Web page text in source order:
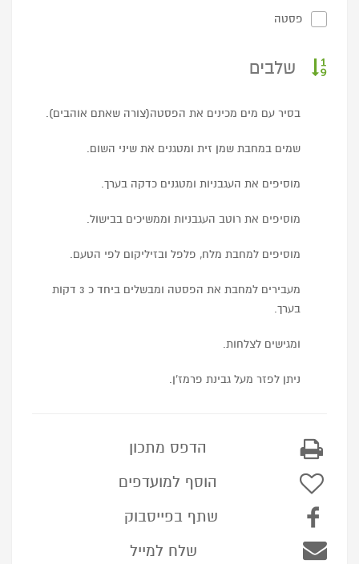
פסטה
שלבים
בסיר עם מים מכינים את הפסטה(צורה שאתם אוהבים).
שמים במחבת שמן זית ומטגנים את שיני השום.
מוסיפים את העגבניות ומטגנים כדקה בערך.
מוסיפים את רוטב העגבניות וממשיכים בבישול.
מוסיפים למחבת מלח, פלפל ובזיליקום לפי הטעם.
מעבירים למחבת את הפסטה ומבשלים ביחד כ 3 דקות
בערך.
ומגישים לצלחות.
ניתן לפזר מעל גבינת פרמז’ן.
הדפס מתכון
הוסף למועדפים
שתף בפייסבוק
שלח למייל